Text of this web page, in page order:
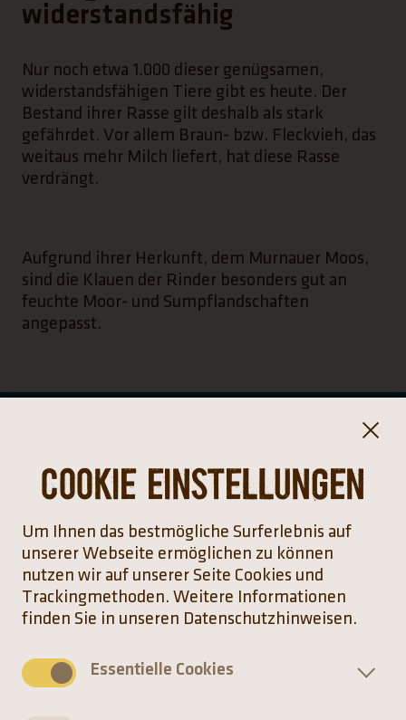
widerstandsfähig
Nur noch etwa 1.000 dieser genügsamen,
widerstandsfähigen Tiere gibt es heute. Der
Bestand ihrer Rasse gilt deshalb als stark
gefährdet. Vor allem Braun- bzw. Fleckvieh, das
weitaus mehr Milch liefert, hat diese Rasse
verdrängt.
Aufgrund ihrer Herkunft, dem Murnauer Moos,
sind die Klauen der Rinder besonders gut an
feuchte Moor- und Sumpflandschaften
angepasst.
Herkunft
Cookie Einstellungen
Um Ihnen das bestmögliche Surferlebnis auf
unserer Webseite ermöglichen zu können
nutzen wir auf unserer Seite Cookies und
Trackingmethoden. Weitere Informationen
finden Sie in unseren Datenschutzhinweisen.
Essentielle Cookies